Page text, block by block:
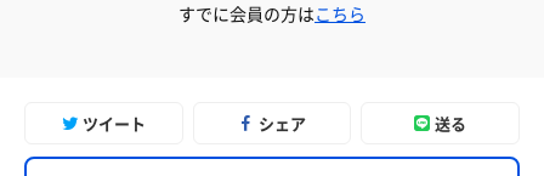
すでに会員の方はこちら
ツイート シェア 送る